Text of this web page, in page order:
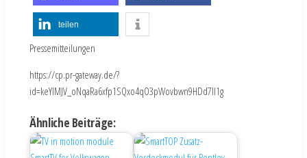
teilen
Pressemitteilungen
https://cp.pr-gateway.de/?
id=keYlMJV_oNqaRa6xfp1SQxo4qO3pWovbwn9HDd7Il1g
Ähnliche Beiträge: